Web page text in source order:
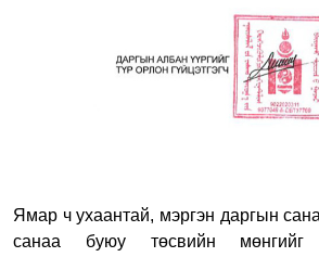
Ямар ч ухаантай, мэргэн даргын
санаа буюу төсвийн мөнгийг